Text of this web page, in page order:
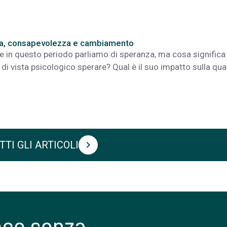
consapevolezza e cambiamento
in questo periodo parliamo di speranza, ma cosa significa
vista psicologico sperare? Qual è il suo impatto sulla
GLI ARTICOLI chevron_right